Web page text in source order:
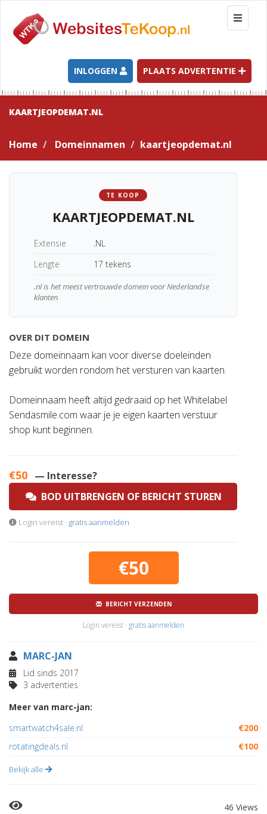
T
o
g
l
e
n
a
t
INLOGGEN PLAATS ADVERTENTIE
KAARTJEOPDEMAT.NL
Home Domeinnamen kaartjeopdemat.nl
TE KOOP
KAARTJEOPDEMAT.NL
Extensie
.NL
Lengte
17 tekens
.nl is het meest vertrouwde domein voor Nederlandse
klanten
OVER DIT DOMEIN
Deze domeinnaam kan voor diverse doeleinden
gebruikt worden rondom het versturen van kaarten.
Domeinnaam heeft altijd gedraaid op het Whitelabel
Sendasmile.com waar je je eigen kaarten verstuur
shop kunt beginnen.
€50 — Interesse?
BOD UITBRENGEN OF BERICHT STUREN
Login vereist · gratis aanmelden
€50
BERICHT VERZENDEN
Login vereist · gratis aanmelden
MARC-JAN
Lid sinds 2017
3 advertenties
Meer van marc-jan:
smartwatch4sale.nl
€200
rotatingdeals.nl
€100
Bekijk alle
46 Views